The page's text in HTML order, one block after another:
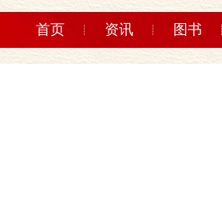
首页 资讯 图书